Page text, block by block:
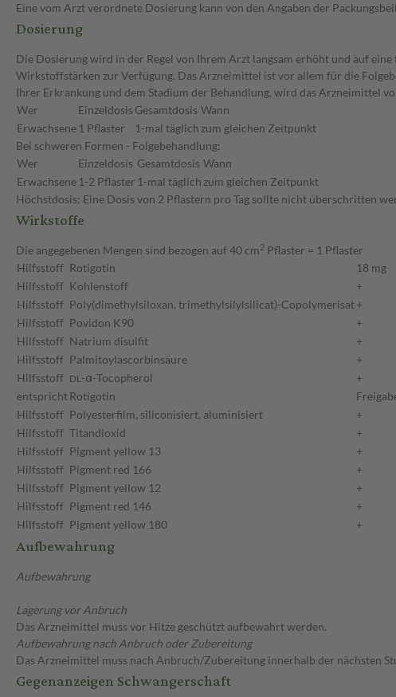
Eine vom Arzt verordnete Dosierung kann von den Angaben der
Dosierung
Die Dosierung wird in der Regel von Ihrem Arzt langsam erhöht und auf
Wirkstoffstärken zur Verfügung. Das Arzneimittel ist vor allem für die
Ihrer Erkrankung und dem Stadium der Behandlung, wird das Arzneimittel
Wer
Einzeldosis Gesamtdosis Wann
Erwachsene 1 Pflaster 1-mal täglich zum gleichen Zeitpunkt
Bei schweren Formen - Folgebehandlung:
Wer
Einzeldosis Gesamtdosis Wann
Erwachsene 1-2 Pflaster 1-mal täglich zum gleichen Zeitpunkt
Höchstdosis: Eine Dosis von 2 Pflastern pro Tag sollte nicht überschritten
Wirkstoffe
Die angegebenen Mengen sind bezogen auf 40 cm2 Pflaster = 1 Pflaster
Hilfsstoff Rotigotin
18 mg
Hilfsstoff Kohlenstoff
+
Hilfsstoff Poly(dimethylsiloxan, trimethylsilylsilicat)-Copolymerisat+
Hilfsstoff Povidon K90
+
Hilfsstoff Natrium disulfit
+
Hilfsstoff Palmitoylascorbinsäure
+
Hilfsstoff DL-α-Tocopherol
+
entsprichtRotigotin
Hilfsstoff Polyesterfilm, siliconisiert, aluminisiert
+
Hilfsstoff Titandioxid
+
Hilfsstoff Pigment yellow 13
+
Hilfsstoff Pigment red 166
+
Hilfsstoff Pigment yellow 12
+
Hilfsstoff Pigment red 146
+
Hilfsstoff Pigment yellow 180 +
Aufbewahrung
Aufbewahrung
Lagerung vor Anbruch
Das Arzneimittel muss vor Hitze geschützt aufbewahrt werden.
Aufbewahrung nach Anbruch oder Zubereitung
Das Arzneimittel muss nach Anbruch/Zubereitung innerhalb der nächsten
Gegenanzeigen Schwangerschaft